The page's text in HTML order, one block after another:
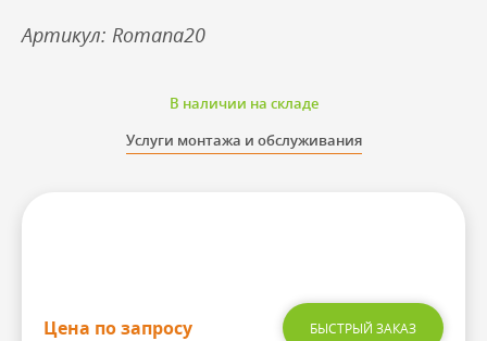
Артикул: Romana20
В наличии на складе
Услуги монтажа и обслуживания
Цена по запросу БЫСТРЫЙ ЗАКАЗ